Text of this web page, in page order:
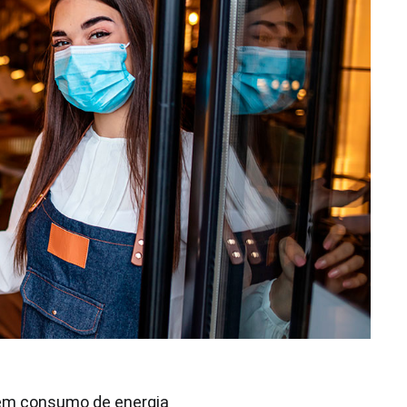
consumo de energia